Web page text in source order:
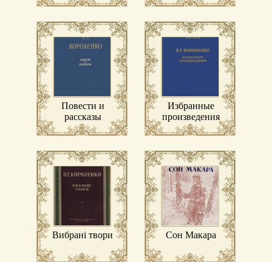
Повести и
рассказы
Избранные
произведения
Вибрані твори Сон Макара